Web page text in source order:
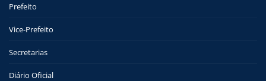
Prefeito
Vice-Prefeito
Secretarias
Diário Oficial